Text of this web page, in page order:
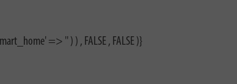
=> '' ) ) , FALSE , FALSE )}